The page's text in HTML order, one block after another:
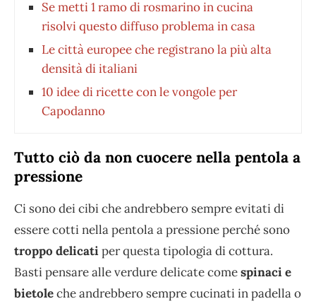
Se metti 1 ramo di rosmarino in cucina
risolvi questo diffuso problema in casa
Le città europee che registrano la più alta
densità di italiani
10 idee di ricette con le vongole per
Capodanno
Tutto ciò da non cuocere nella pentola a
pressione
Ci sono dei cibi che andrebbero sempre evitati di
essere cotti nella pentola a pressione perché sono
troppo delicatiper questa tipologia di cottura.
Basti pensare alle verdure delicate comespinaci e
bietoleche andrebbero sempre cucinati in padella o